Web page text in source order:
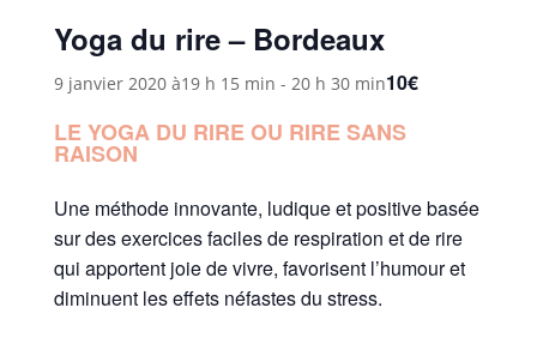
Yoga du rire – Bordeaux
9 janvier 2020 à19 h 15 min - 20 h 30 min10€
LE YOGA DU RIRE OU RIRE SANS
RAISON
Une méthode innovante, ludique et positive basée
sur des exercices faciles de respiration et de rire
qui apportent joie de vivre, favorisent l’humour et
diminuent les effets néfastes du stress.